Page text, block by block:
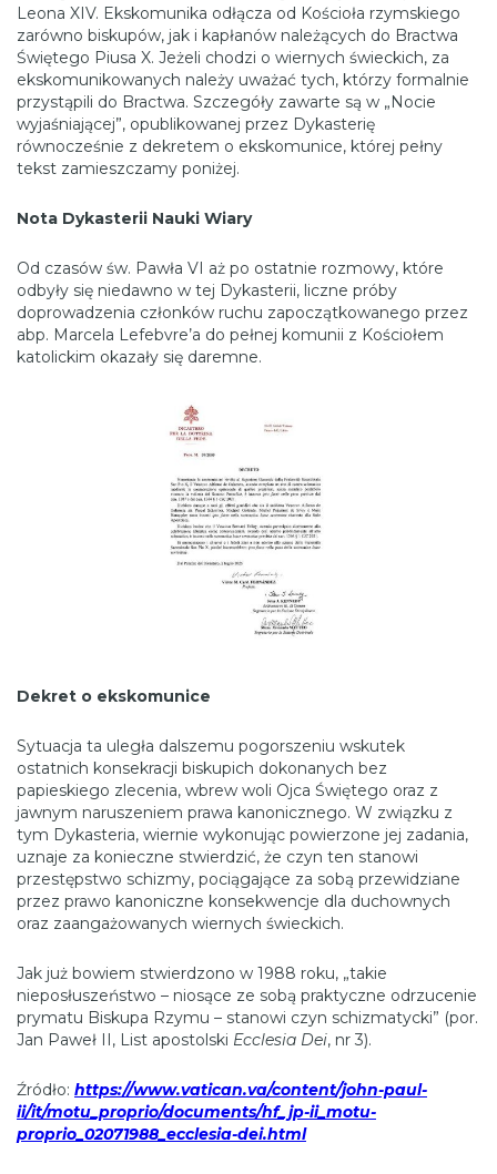
Leona XIV. Ekskomunika odłącza od Kościoła rzymskiego
zarówno biskupów, jak i kapłanów należących do Bractwa
Świętego Piusa X. Jeżeli chodzi o wiernych świeckich, za
ekskomunikowanych należy uważać tych, którzy formalnie
przystąpili do Bractwa. Szczegóły zawarte są w „Nocie
wyjaśniającej”, opublikowanej przez Dykasterię
równocześnie z dekretem o ekskomunice, której pełny
tekst zamieszczamy poniżej.
Nota Dykasterii Nauki Wiary
Od czasów św. Pawła VI aż po ostatnie rozmowy, które
odbyły się niedawno w tej Dykasterii, liczne próby
doprowadzenia członków ruchu zapoczątkowanego przez
abp. Marcela Lefebvre’a do pełnej komunii z Kościołem
katolickim okazały się daremne.
Dekret o ekskomunice
Sytuacja ta uległa dalszemu pogorszeniu wskutek
ostatnich konsekracji biskupich dokonanych bez
papieskiego zlecenia, wbrew woli Ojca Świętego oraz z
jawnym naruszeniem prawa kanonicznego. W związku z
tym Dykasteria, wiernie wykonując powierzone jej zadania,
uznaje za konieczne stwierdzić, że czyn ten stanowi
przestępstwo schizmy, pociągające za sobą przewidziane
przez prawo kanoniczne konsekwencje dla duchownych
oraz zaangażowanych wiernych świeckich.
Jak już bowiem stwierdzono w 1988 roku, „takie
nieposłuszeństwo – niosące ze sobą praktyczne odrzucenie
prymatu Biskupa Rzymu – stanowi czyn schizmatycki” (por.
Jan Paweł II, List apostolski Ecclesia Dei, nr 3).
Źródło: https://www.vatican.va/content/john-paul-
ii/it/motu_proprio/documents/hf_jp-ii_motu-
proprio_02071988_ecclesia-dei.html